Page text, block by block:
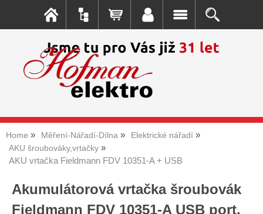
Home Měření-Nářadí-Dílna
Elektrické nářadí
AKU šroubováky,vrtačky
AKU vrtačka Fieldmann FDV 10351-A + USB
Akumulátorová vrtačka šroubovák
Fieldmann FDV 10351-A USB port,